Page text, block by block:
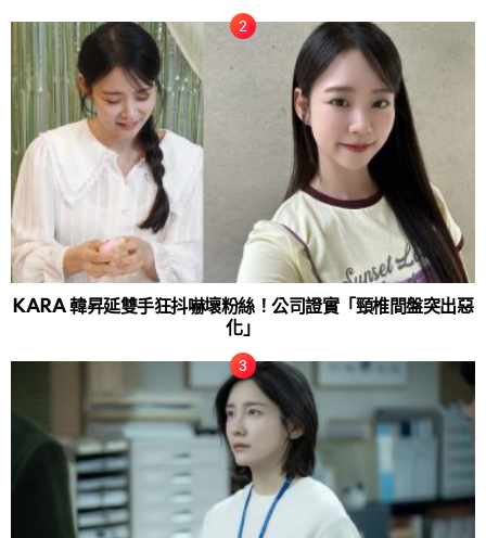
KARA 韓昇延雙手狂抖嚇壞粉絲！公司證實「頸椎間盤突出惡
化」